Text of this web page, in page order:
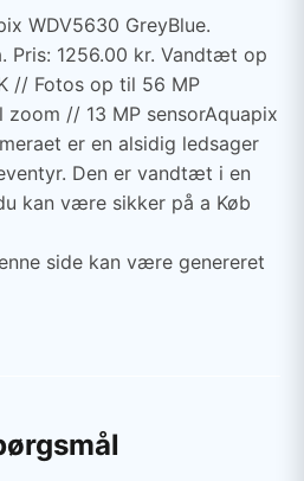
WDV5630 GreyBlue.
Pris: 1256.00 kr. Vandtæt op
// Fotos op til 56 MP
// 13 MP sensorAquapix
er en alsidig ledsager
Den er vandtæt i en
kan være sikker på a Køb
side kan være genereret